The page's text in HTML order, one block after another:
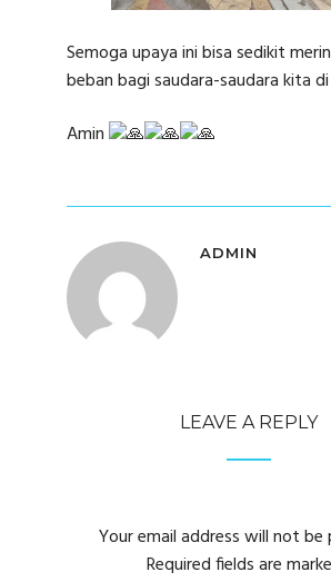
Semoga upaya ini bisa sedikit
beban bagi saudara-saudara kita di
Amin
ADMIN
LEAVE A REPLY
Your email address will not be
Required fields are